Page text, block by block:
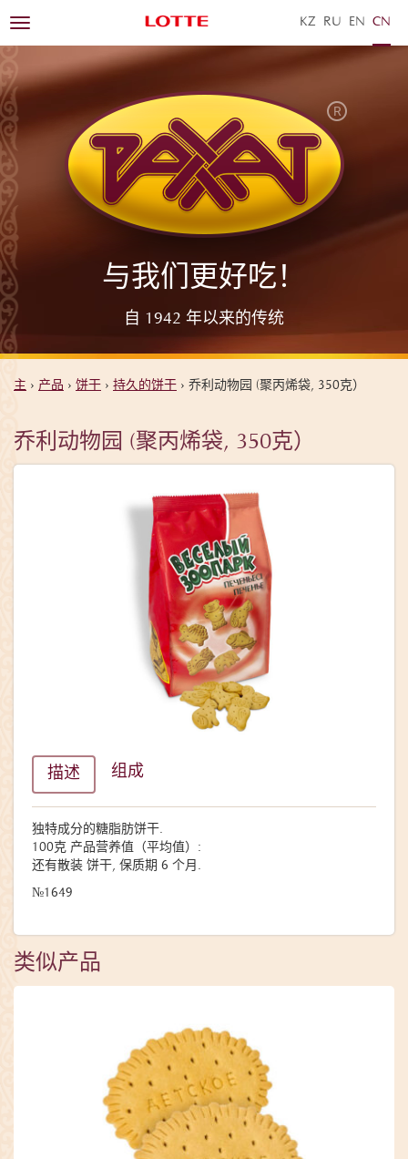
KZ RU EN ZH
与我们更好吃！
自 1942 年以来的传统
Toggle
navigation
主 › 产品 › 饼干 › 持久的饼干 › 乔利动物园 (聚丙烯袋, 350克）
乔利动物园 (聚丙烯袋, 350克）
描述 组成
独特成分的糖脂肪饼干.
100克 产品营养值（平均值）:
还有散装 饼干, 保质期 6 个月.
№1649
类似产品